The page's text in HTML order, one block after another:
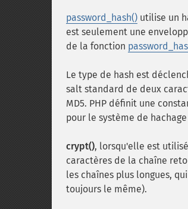
password_hash() utilise un
est seulement une
de la fonction
Le type de hash est
salt standard de deux
MD5. PHP définit une
pour le système de
crypt(), lorsqu'elle est
caractères de la chaîne
les chaînes plus longues,
toujours le même).